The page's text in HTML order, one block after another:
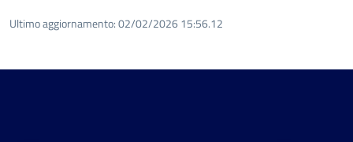
Ultimo aggiornamento:02/02/2026 15:56.12